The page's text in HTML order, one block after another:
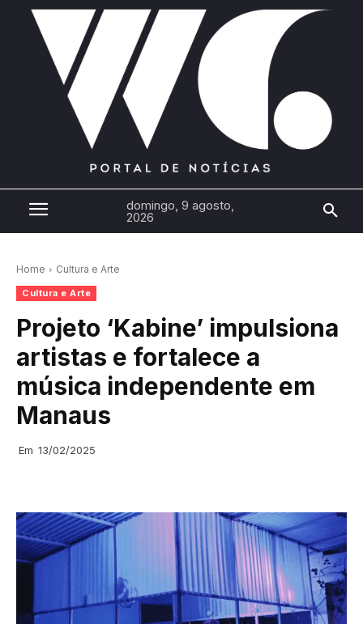
domingo, 9 agosto,
2026
Home Cultura e Arte
Cultura e Arte
Projeto ‘Kabine’ impulsiona
artistas e fortalece a
música independente em
Manaus
Em 13/02/2025